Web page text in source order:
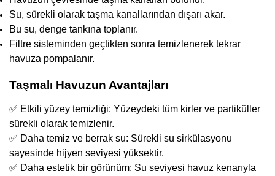
Su, sürekli olarak taşma kanallarından dışarı akar.
Bu su, denge tankına toplanır.
Filtre sisteminden geçtikten sonra temizlenerek tekrar
havuza pompalanır.
Taşmalı Havuzun Avantajları
✅ Etkili yüzey temizliği: Yüzeydeki tüm kirler ve partiküller
sürekli olarak temizlenir.
✅ Daha temiz ve berrak su: Sürekli su sirkülasyonu
sayesinde hijyen seviyesi yüksektir.
✅ Daha estetik bir görünüm: Su seviyesi havuz kenarıyla